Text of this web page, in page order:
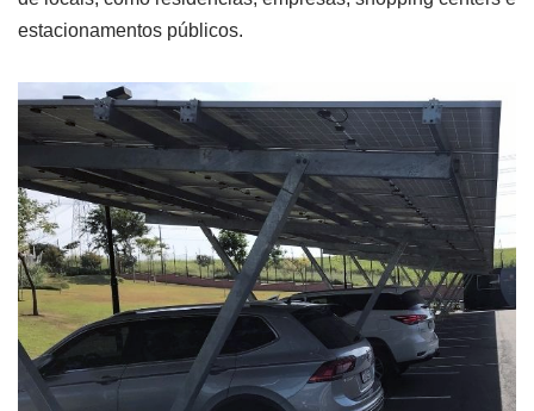
estacionamentos públicos.